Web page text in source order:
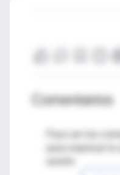
Comentarios
Para ver los